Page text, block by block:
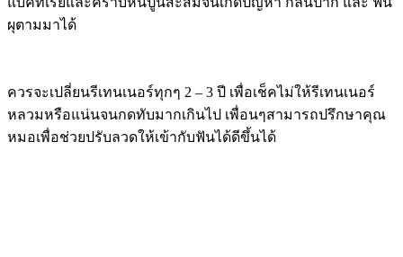
ผุตามมาได้
ควรจะเปลี่ยนรีเทนเนอร์ทุกๆ 2 – 3 ปี เพื่อเช็คไม่ให้รีเทนเนอร์
หลวมหรือแน่นจนกดทับมากเกินไป เพื่อนๆสามารถปรึกษาคุณ
หมอเพื่อช่วยปรับลวดให้เข้ากับฟันได้ดีขึ้นได้